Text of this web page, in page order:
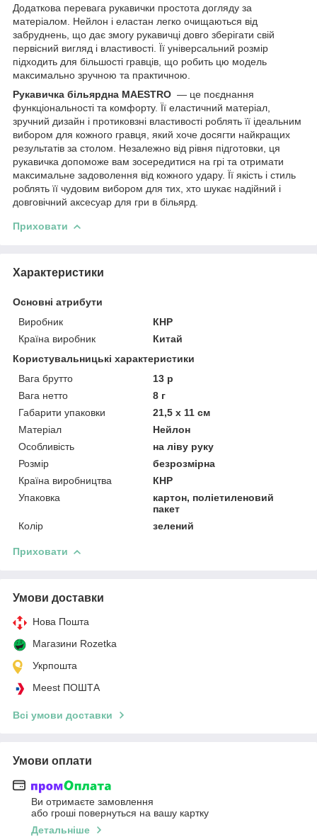
Додаткова перевага рукавички простота догляду за
матеріалом. Нейлон і еластан легко очищаються від
забруднень, що дає змогу рукавичці довго зберігати свій
первісний вигляд і властивості. Її універсальний розмір
підходить для більшості гравців, що робить цю модель
максимально зручною та практичною.
Рукавичка більярдна MAESTRO — це поєднання
функціональності та комфорту. Її еластичний матеріал,
зручний дизайн і протиковзні властивості роблять її ідеальним
вибором для кожного гравця, який хоче досягти найкращих
результатів за столом. Незалежно від рівня підготовки, ця
рукавичка допоможе вам зосередитися на грі та отримати
максимальне задоволення від кожного удару. Її якість і стиль
роблять її чудовим вибором для тих, хто шукає надійний і
довговічний аксесуар для гри в більярд.
Приховати
Характеристики
Основні атрибути
Виробник
КНР
Країна виробник
Китай
Користувальницькі характеристики
Вага брутто
13 р
Вага нетто
8 г
Габарити упаковки
21,5 х 11 см
Матеріал
Нейлон
Особливість
на ліву руку
Розмір
безрозмірна
Країна виробництва
КНР
Упаковка
картон, поліетиленовий
пакет
Колір
зелений
Приховати
Умови доставки
Нова Пошта
Магазини Rozetka
Укрпошта
Meest ПОШТА
Всі умови доставки
Умови оплати
Ви отримаєте замовлення
або гроші повернуться на вашу картку
Детальніше